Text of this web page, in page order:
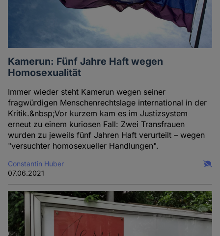
Kamerun: Fünf Jahre Haft wegen
Homosexualität
Immer wieder steht Kamerun wegen seiner
fragwürdigen Menschenrechtslage international in der
Kritik.&nbsp;Vor kurzem kam es im Justizsystem
erneut zu einem kuriosen Fall: Zwei Transfrauen
wurden zu jeweils fünf Jahren Haft verurteilt – wegen
"versuchter homosexueller Handlungen".
Constantin Huber
07.06.2021